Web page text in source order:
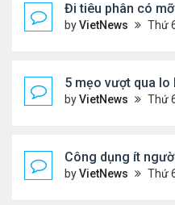
Đi tiêu phân có mỡ
byVietNews Thứ 6 Tháng 7 29, 2022
5 mẹo vượt qua lo
byVietNews Thứ 6 Tháng 7 29, 2022
Công dụng ít
byVietNews Thứ 6 Tháng 7 29, 2022